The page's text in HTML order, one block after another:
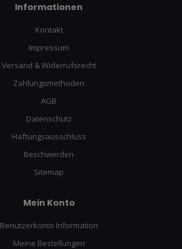
Informationen
Kontakt
Impressum
Versand & Widerrufsrecht
Zahlungsmethoden
AGB
Datenschutz
Haftungsausschluss
Beschwerden
Sitemap
Mein Konto
Benutzerkonto Information
Meine Bestellungen